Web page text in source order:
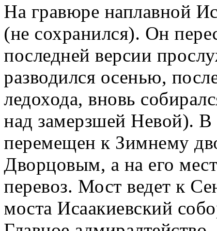
На гравюре наплавной
(не сохранился). Он
последней версии
разводился осенью,
ледохода, вновь
над замерзшей Невой). В
перемещен к Зимнему
Дворцовым, а на его
перевоз. Мост ведет к
моста Исаакиевский